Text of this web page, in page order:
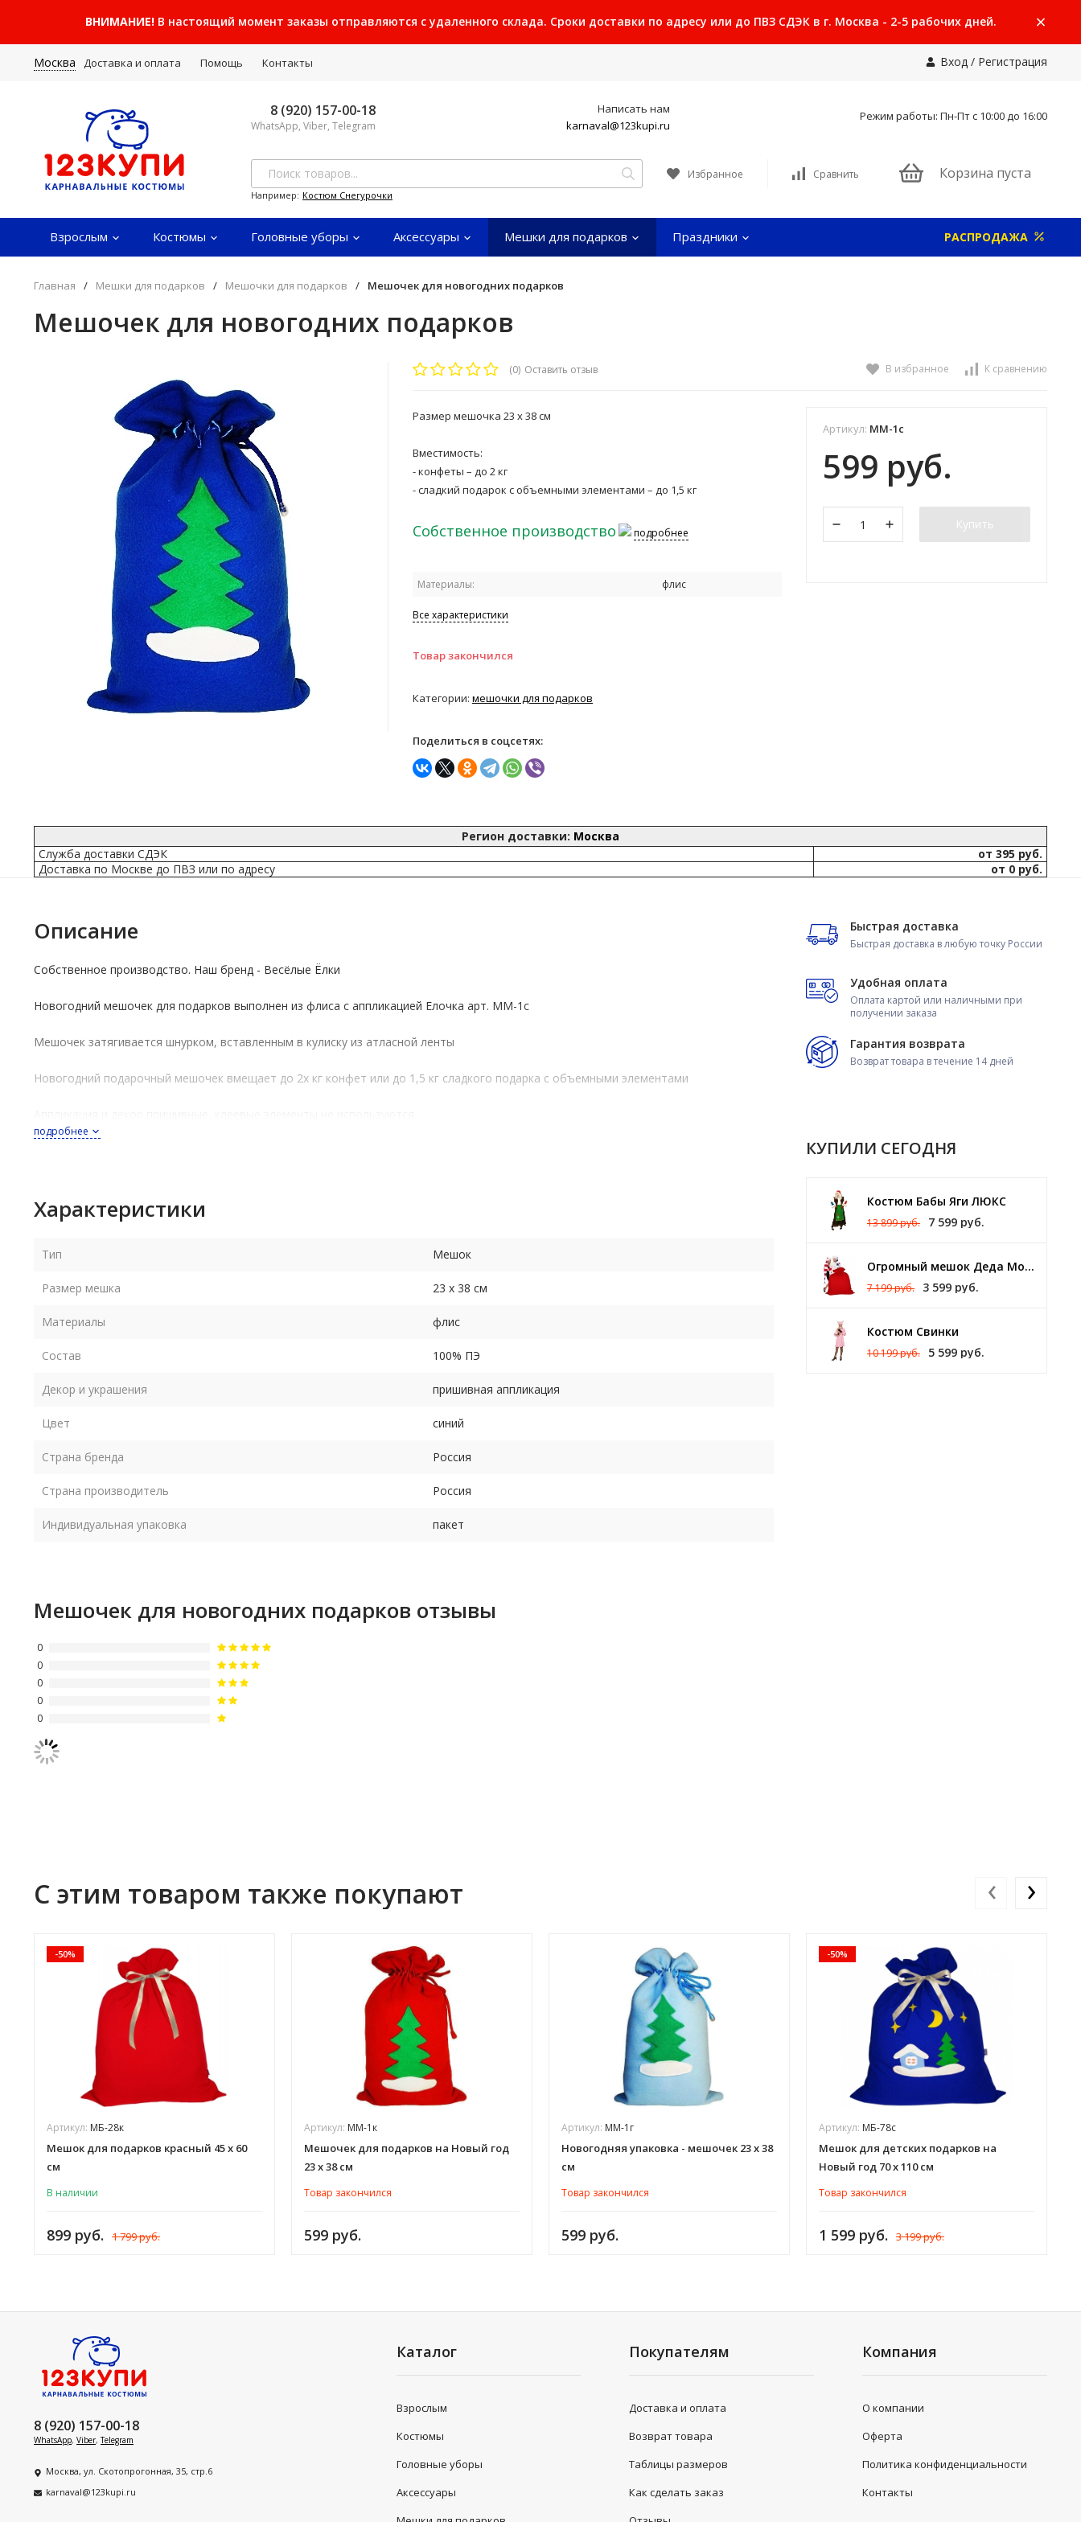
ВНИМАНИЕ!В настоящий момент заказы отправляются с удаленного склада. Сроки доставки по адресу или до ПВЗ СДЭК в г. Москва - 2-5 рабочих дней.
Москва Доставка и оплата Помощь Контакты Вход / Регистрация
8 (920) 157-00-18
WhatsApp, Viber, Telegram
Написать нам
karnaval@123kupi.ru
Режим работы: Пн-Пт с 10:00 до 16:00
Например: Костюм Снегурочки
Избранное Сравнить Корзина пуста
Взрослым Костюмы Головные уборы Аксессуары Мешки для подарков Праздники РАСПРОДАЖА
Главная / Мешки для подарков / Мешочки для подарков / Мешочек для новогодних подарков
Мешочек для новогодних подарков
(0) Оставить отзыв В избранное К сравнению
Размер мешочка 23 х 38 см
Вместимость:
- конфеты – до 2 кг
- сладкий подарок с объемными элементами – до 1,5 кг
Собственное производство подробнее
Материалы: флис
Все характеристики
Товар закончился
Категории: мешочки для подарков
Поделиться в соцсетях:
Артикул: ММ-1с
599 руб.
Купить
Регион доставки: Москва
Служба доставки СДЭК
от 395 руб.
Доставка по Москве до ПВЗ или по адресу
от 0 руб.
Быстрая доставка
Быстрая доставка в любую точку России
Удобная оплата
Оплата картой или наличными при
получении заказа
Гарантия возврата
Возврат товара в течение 14 дней
КУПИЛИ СЕГОДНЯ
Костюм Бабы Яги ЛЮКС
13 899 руб. 7 599 руб.
Огромный мешок Деда Мороза 140 х 150 см
7 199 руб. 3 599 руб.
Костюм Свинки
10 199 руб. 5 599 руб.
Описание
Собственное производство. Наш бренд - Весёлые Ёлки
Новогодний мешочек для подарков выполнен из флиса с аппликацией Елочка арт. ММ-1с
Мешочек затягивается шнурком, вставленным в кулиску из атласной ленты
Новогодний подарочный мешочек вмещает до 2х кг конфет или до 1,5 кг сладкого подарка с объемными элементами
подробнее
Характеристики
Тип Мешок
Размер мешка 23 х 38 см
Материалы флис
Состав 100% ПЭ
Декор и украшения пришивная аппликация
Цвет синий
Страна бренда Россия
Страна производитель Россия
Индивидуальная упаковка пакет
Мешочек для новогодних подарков отзывы
0
0
0
0
0
С этим товаром также покупают
-50%
Артикул: МБ-28к
Мешок для подарков красный 45 х 60
см
В наличии
899 руб. 1 799 руб.
Артикул: ММ-1к
Мешочек для подарков на Новый год
23 х 38 см
Товар закончился
599 руб.
Артикул: ММ-1г
Новогодняя упаковка - мешочек 23 х 38
см
Товар закончился
599 руб.
-50%
Артикул: МБ-78с
Мешок для детских подарков на
Новый год 70 х 110 см
Товар закончился
1 599 руб. 3 199 руб.
‹ ›
8 (920) 157-00-18
WhatsApp, Viber,Telegram
Москва, ул. Скотопрогонная, 35, стр.6
karnaval@123kupi.ru
Каталог
Взрослым
Костюмы
Головные уборы
Аксессуары
Покупателям
Доставка и оплата
Возврат товара
Таблицы размеров
Как сделать заказ
Компания
О компании
Оферта
Политика конфиденциальности
Контакты